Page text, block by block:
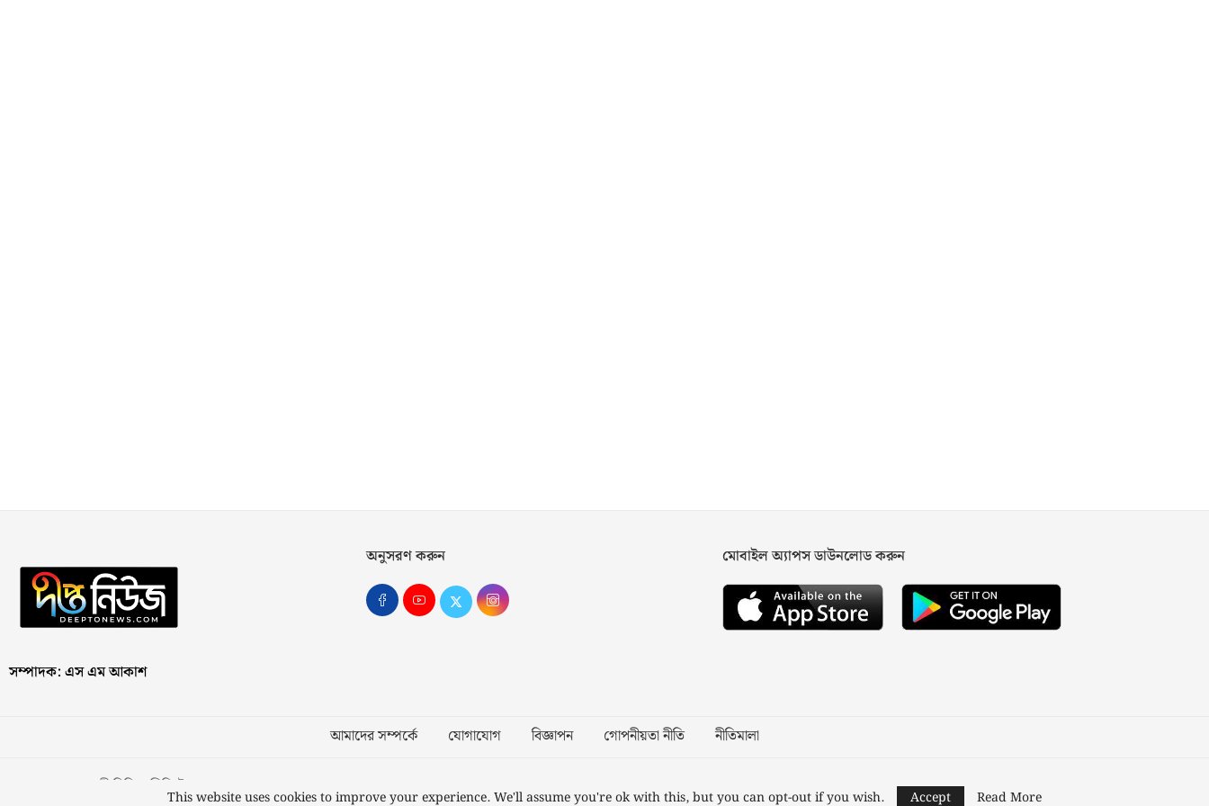
সম্পাদক: এস এম আকাশ
অনুসরণ করুন মোবাইল অ্যাপস ডাউনলোড করুন
আমাদের সম্পর্কে যোগাযোগ বিজ্ঞাপন গোপনীয়তা নীতি নীতিমালা
স্বত্ব © ২০২৩ কাজী মিডিয়া লিমিটেড Designed and Developed byNusratech Pte Ltd.
This website uses cookies to improve your experience. We'll assume you're ok with this, but you can opt-out if you wish. Accept Read More